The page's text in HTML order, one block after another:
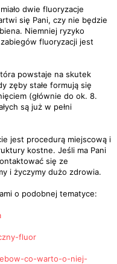
dwie fluoryzacje
się Pani, czy nie będzie
Niemniej ryzyko
fluoryzacji jest
powstaje na skutek
zęby stałe formują się
(głównie do ok. 8.
są już w pełni
jest procedurą miejscową i
kostne. Jeśli ma Pani
się ze
i życzymy dużo zdrowia.
o podobnej tematyce:
fluor
co-warto-o-niej-